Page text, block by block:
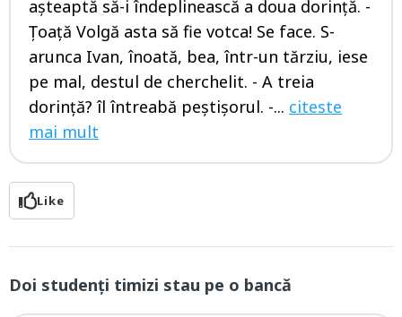
așteaptă să-i îndeplinească a doua dorință. -
Țoață Volgă asta să fie votca! Se face. S-
arunca Ivan, înoată, bea, într-un tărziu, iese
pe mal, destul de cherchelit. - A treia
dorință? îl întreabă peștișorul. -... citeste
mai mult
Like
Doi studenți timizi stau pe o bancă